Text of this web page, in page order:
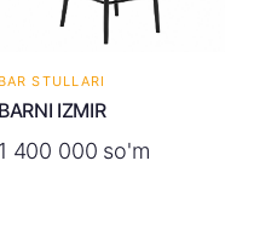
BAR STULLARI
BARNI IZMIR
1 400 000 so'm